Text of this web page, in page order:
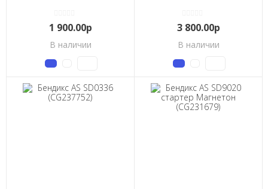
1 900.00р
В наличии
3 800.00р
В наличии